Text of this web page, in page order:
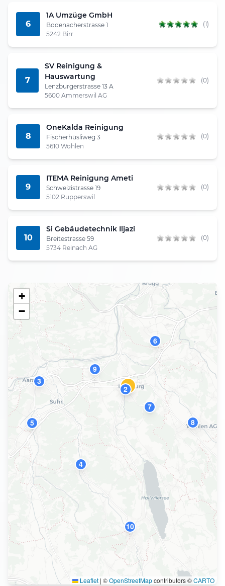
6
1A Umzüge GmbH
Bodenacherstrasse 1
5242 Birr
(1)
7
SV Reinigung &
Hauswartung
Lenzburgerstrasse 13 A
5600 Ammerswil AG
(0)
8
OneKalda Reinigung
Fischerhüsliweg 3
5610 Wohlen
(0)
9
ITEMA Reinigung Ameti
Schweizistrasse 19
5102 Rupperswil
(0)
10
Si Gebäudetechnik Iljazi
Breitestrasse 59
5734 Reinach AG
(0)
1
2
3
4
5
6
7
8
9
10
+
−
Leaflet | ©OpenStreetMapcontributors ©CARTO